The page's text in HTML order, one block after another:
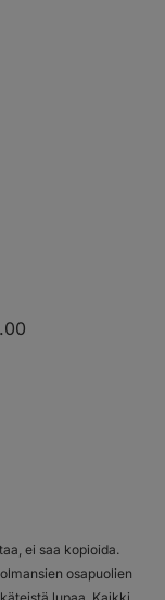
ei saa kopioida.
osapuolien